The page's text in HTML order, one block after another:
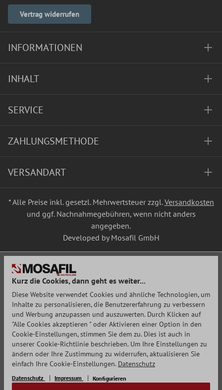
Vertrag widerrufen
INFORMATIONEN
INHALT
SERVICE
ZAHLUNGSMETHODE
VERSANDART
* Alle Preise inkl. gesetzl. Mehrwertsteuer zzgl.Versandkosten
und ggf. Nachnahmegebühren, wenn nicht anders
angegeben.
Developed by Mosafil GmbH
Kurz die Cookies, dann geht es weiter...
Diese Website verwendet Cookies und ähnliche Technologien, um
Inhalte zu personalisieren, die Benutzererfahrung zu verbessern
und Werbung anzupassen und auszuwerten. Durch Klicken auf
"Alle Cookies akzeptieren " oder Aktivieren einer Option in den
Cookie-Einstellungen, stimmen Sie dem zu. Dies ist auch in
unserer Cookie-Richtlinie beschrieben. Um Ihre Einstellungen zu
ändern oder Ihre Zustimmung zu widerrufen, aktualisieren Sie
einfach Ihre Cookie-Einstellungen. Datenschutz
Datenschutz Impressum Konfigurieren